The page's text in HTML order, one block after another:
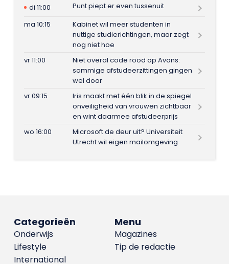
di 11:00
Punt piept er even tussenuit
ma 10:15
Kabinet wil meer studenten in
nuttige studierichtingen, maar zegt
nog niet hoe
vr 11:00
Niet overal code rood op Avans:
sommige afstudeerzittingen gingen
wel door
vr 09:15
Iris maakt met één blik in de spiegel
onveiligheid van vrouwen zichtbaar
en wint daarmee afstudeerprijs
wo 16:00
Microsoft de deur uit? Universiteit
Utrecht wil eigen mailomgeving
Menu
Magazines
Tip de redactie
Categorieën
Onderwijs
Lifestyle
International